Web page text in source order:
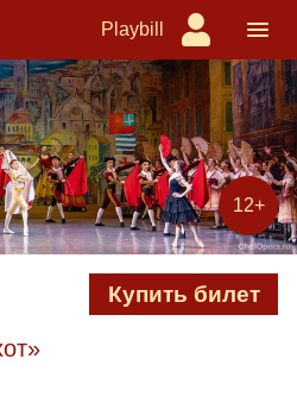
Playbill
12+
Купить билет